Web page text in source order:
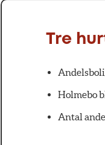
Tre
Holmebo
Antal